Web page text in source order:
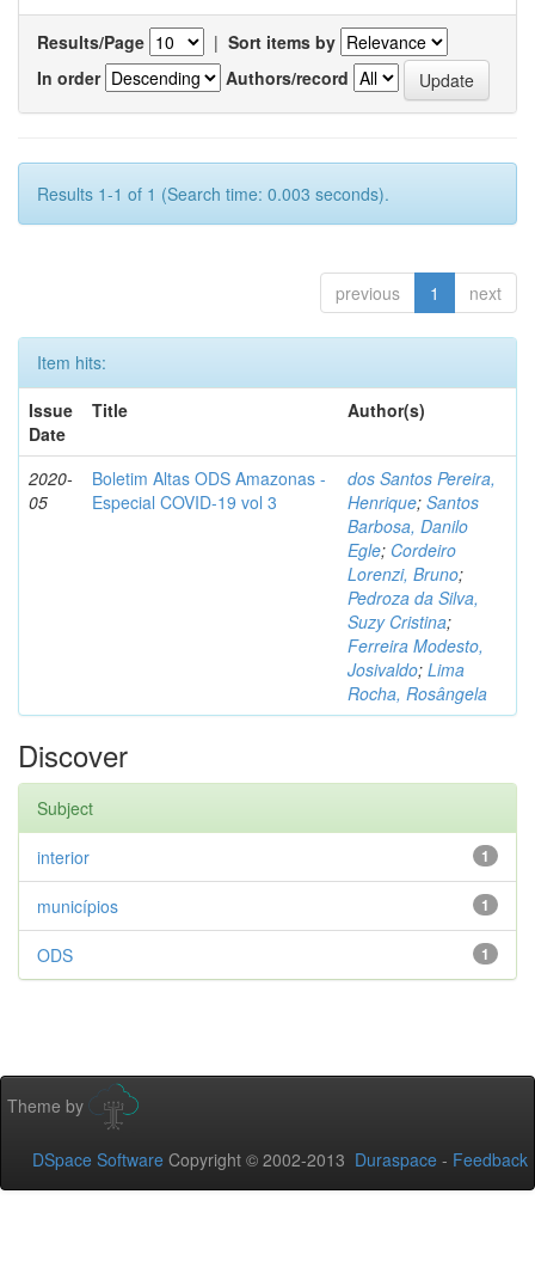
Results/Page | Sort items by
In order
Authors/record
Results 1-1 of 1 (Search time: 0.003 seconds).
previous 1 next
Item hits:
Issue
Date
Title Author(s)
2020-
05
Boletim Altas ODS Amazonas -
Especial COVID-19 vol 3
dos Santos Pereira,
Henrique; Santos
Barbosa, Danilo
Egle; Cordeiro
Lorenzi, Bruno;
Pedroza da Silva,
Suzy Cristina;
Ferreira Modesto,
Josivaldo; Lima
Rocha, Rosângela
Discover
Subject
1
interior
1
municípios
1
ODS
Theme by
DSpace Software Copyright © 2002-2013 Duraspace - Feedback